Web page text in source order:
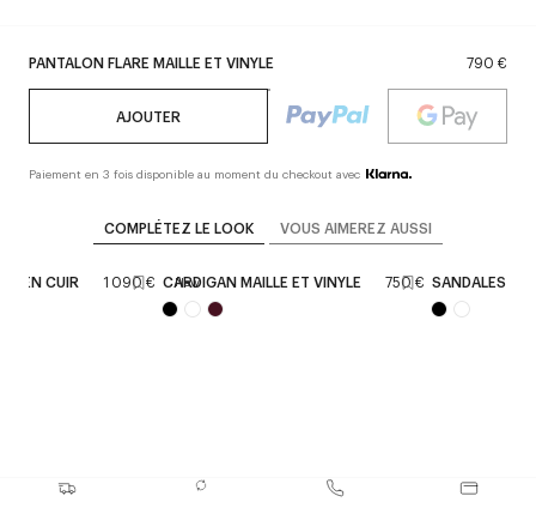
PANTALON FLARE MAILLE ET VINYLE 790 €
AJOUTER
Paiement en 3 fois disponible au moment du checkout avec
COMPLÉTEZ LE LOOK VOUS AIMEREZ AUSSI
EN CUIR 1 090 € New
CARDIGAN MAILLE ET VINYLE 750 € SANDALES À